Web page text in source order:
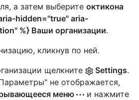
а затем выберите октикона
hidden="true" aria-
%} Ваши организации.
кликнув по ней.
щелкните
Settings.
не отображается,
меню
и нажмите